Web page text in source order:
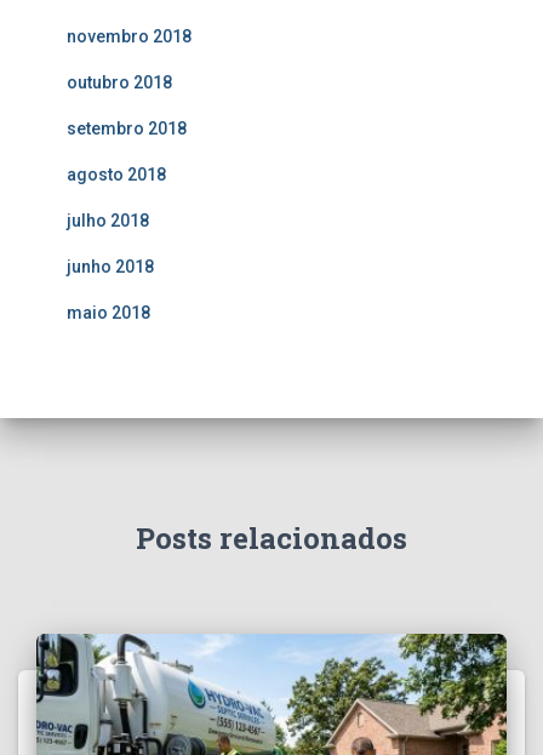
novembro 2018
outubro 2018
setembro 2018
agosto 2018
julho 2018
junho 2018
maio 2018
Posts relacionados